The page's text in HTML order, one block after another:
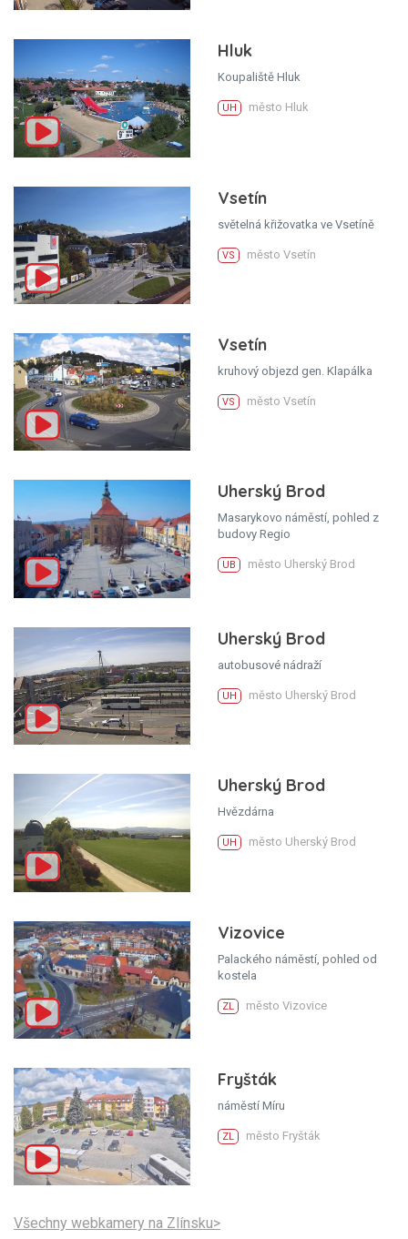
Hluk
Koupaliště Hluk
UH město Hluk
Vsetín
světelná křižovatka ve Vsetíně
VS město Vsetín
Vsetín
kruhový objezd gen. Klapálka
VS město Vsetín
Uherský Brod
Masarykovo náměstí, pohled z
budovy Regio
UB město Uherský Brod
Uherský Brod
autobusové nádraží
UH město Uherský Brod
Uherský Brod
Hvězdárna
UH město Uherský Brod
Vizovice
Palackého náměstí, pohled od
kostela
ZL město Vizovice
Fryšták
náměstí Míru
ZL město Fryšták
Všechny webkamery na Zlínsku>